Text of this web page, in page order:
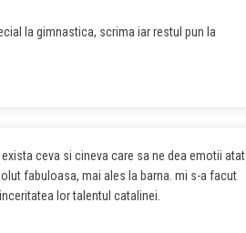
la gimnastica, scrima iar restul pun la
ceva si cineva care sa ne dea emotii atat
fabuloasa, mai ales la barna. mi s-a facut
lor talentul catalinei.